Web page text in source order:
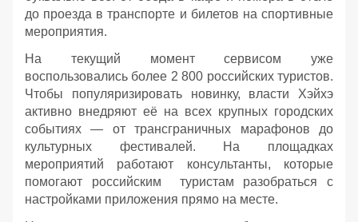
до проезда в транспорте и билетов на спортивные
мероприятия.
На текущий момент сервисом уже
воспользовались более 2 800 российских туристов.
Чтобы популяризировать новинку, власти Хэйхэ
активно внедряют её на всех крупных городских
событиях — от трансграничных марафонов до
культурных фестивалей. На площадках
мероприятий работают консультанты, которые
помогают российским туристам разобраться с
настройками приложения прямо на месте.